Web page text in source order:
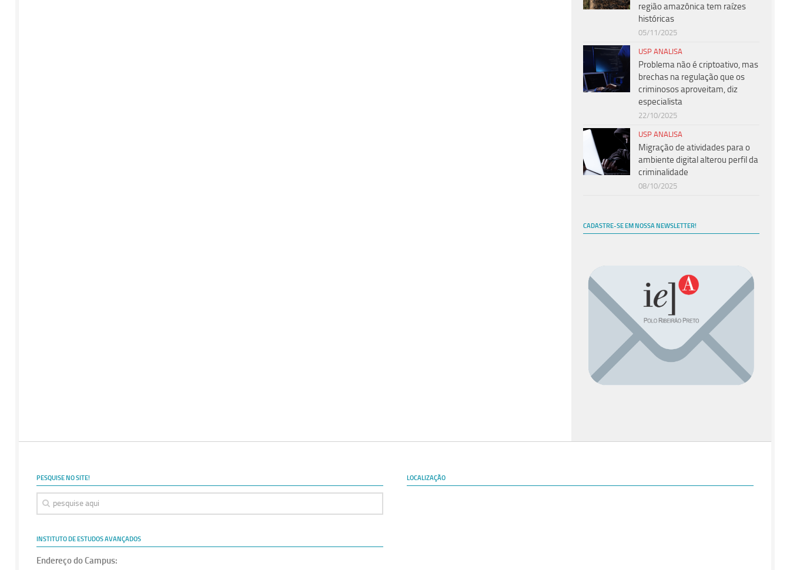
região amazônica tem raízes
históricas
05/11/2025
USP ANALISA
Problema não é criptoativo, mas
brechas na regulação que os
criminosos aproveitam, diz
especialista
22/10/2025
USP ANALISA
Migração de atividades para o
ambiente digital alterou perfil da
criminalidade
08/10/2025
CADASTRE-SE EM NOSSA NEWSLETTER!
PESQUISE NO SITE!
INSTITUTO DE ESTUDOS AVANÇADOS
Endereço do Campus:
LOCALIZAÇÃO